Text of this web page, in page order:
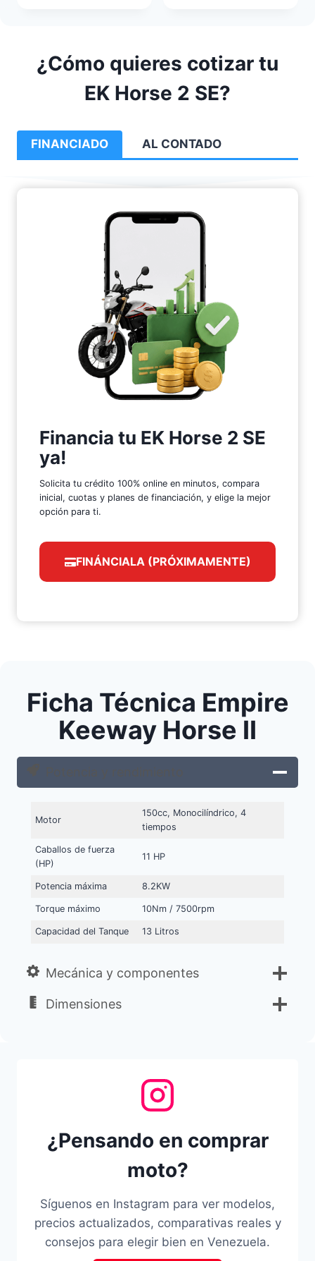
¿Cómo quieres cotizar tu
EK Horse 2 SE?
FINANCIADO AL CONTADO
Financia tu EK Horse 2 SE
ya!
Solicita tu crédito 100% online en minutos, compara
inicial, cuotas y planes de financiación, y elige la mejor
opción para ti.
FINÁNCIALA (PRÓXIMAMENTE)
Ficha Técnica Empire
Keeway Horse II
Motor
150cc, Monocilíndrico, 4
tiempos
Caballos de fuerza
(HP)
11 HP
Potencia máxima 8.2KW
Torque máximo 10Nm / 7500rpm
Capacidad del Tanque 13 Litros
Mecánica y componentes
Dimensiones
¿Pensando en comprar
moto?
Síguenos en Instagram para ver modelos,
precios actualizados, comparativas reales y
consejos para elegir bien en Venezuela.